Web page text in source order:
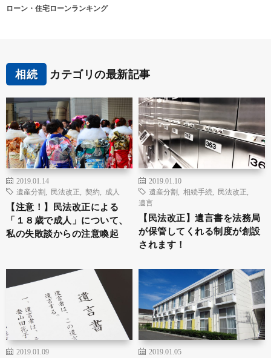
ローン・住宅ローンランキング
相続 カテゴリの最新記事
2019.01.14
遺産分割
民法改正 契約 成人
【注意！】民法改正による
「１８歳で成人」について、
私の失敗談からの注意喚起
2019.01.10
遺産分割
相続手続 民法改正
遺言
【民法改正】遺言書を法務局
が保管してくれる制度が創設
されます！
2019.01.09
2019.01.05